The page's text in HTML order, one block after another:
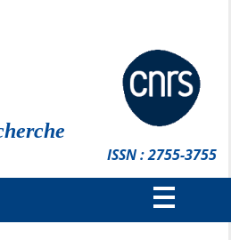
ISSN : 2755-3755